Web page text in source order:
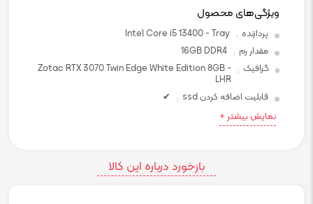
ویژگی‌های محصول
پردازنده :
Intel Core i5 13400 - Tray
مقدار رم :
16GB DDR4
گرافیک :
Zotac RTX 3070 Twin Edge White Edition 8GB -
LHR
قابلیت اضافه کردن ssd
:
✔
نمایش بیشتر +
بازخورد درباره این کالا